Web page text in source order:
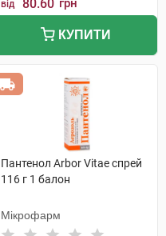
від 80.60 грн
КУПИТИ
Пантенол Arbor Vitae спрей
116 г 1 балон
Мікрофарм